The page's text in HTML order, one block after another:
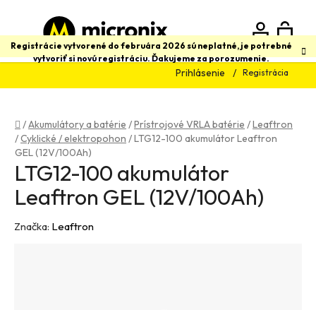
obsah
Registrácie vytvorené do februára 2026 sú neplatné, je potrebné
vytvoriť si novú registráciu. Ďakujeme za porozumenie.
Prihlásenie Registrácia
Hľadať
Domov
/Akumulátory a batérie /Prístrojové VRLA batérie /Leaftron
/Cyklické / elektropohon /LTG12-100 akumulátor Leaftron
GEL (12V/100Ah)
LTG12-100 akumulátor
Leaftron GEL (12V/100Ah)
Značka: Leaftron